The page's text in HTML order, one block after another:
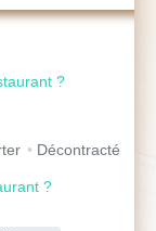
?
Décontracté
?